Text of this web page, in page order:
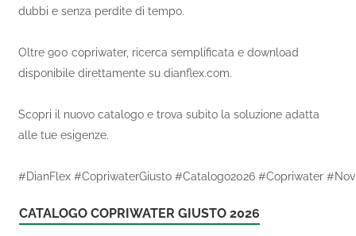
dubbi e senza perdite di tempo.
Oltre 900 copriwater, ricerca semplificata e download
disponibile direttamente su dianflex.com.
Scopri il nuovo catalogo e trova subito la soluzione adatta
alle tue esigenze.
#DianFlex #CopriwaterGiusto #Catalogo2026 #Copriwater
CATALOGO COPRIWATER GIUSTO 2026